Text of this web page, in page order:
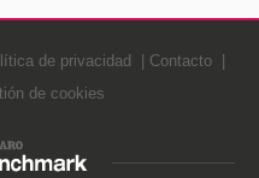
de privacidad
Contacto
de cookies